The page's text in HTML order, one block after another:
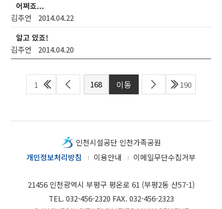
어쩌죠...
김주언
2014.04.22
알고 있죠!
김주언
2014.04.20
1 190
개인정보처리방침 이용안내 이메일무단수집거부
인천시설공단 인천가족공원
21456 인천광역시 부평구 평온로 61 (부평2동 산57-1)
TEL. 032-456-2320 FAX. 032-456-2323